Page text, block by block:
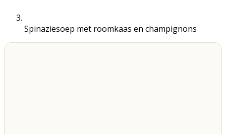
Spinaziesoep met roomkaas en champignons